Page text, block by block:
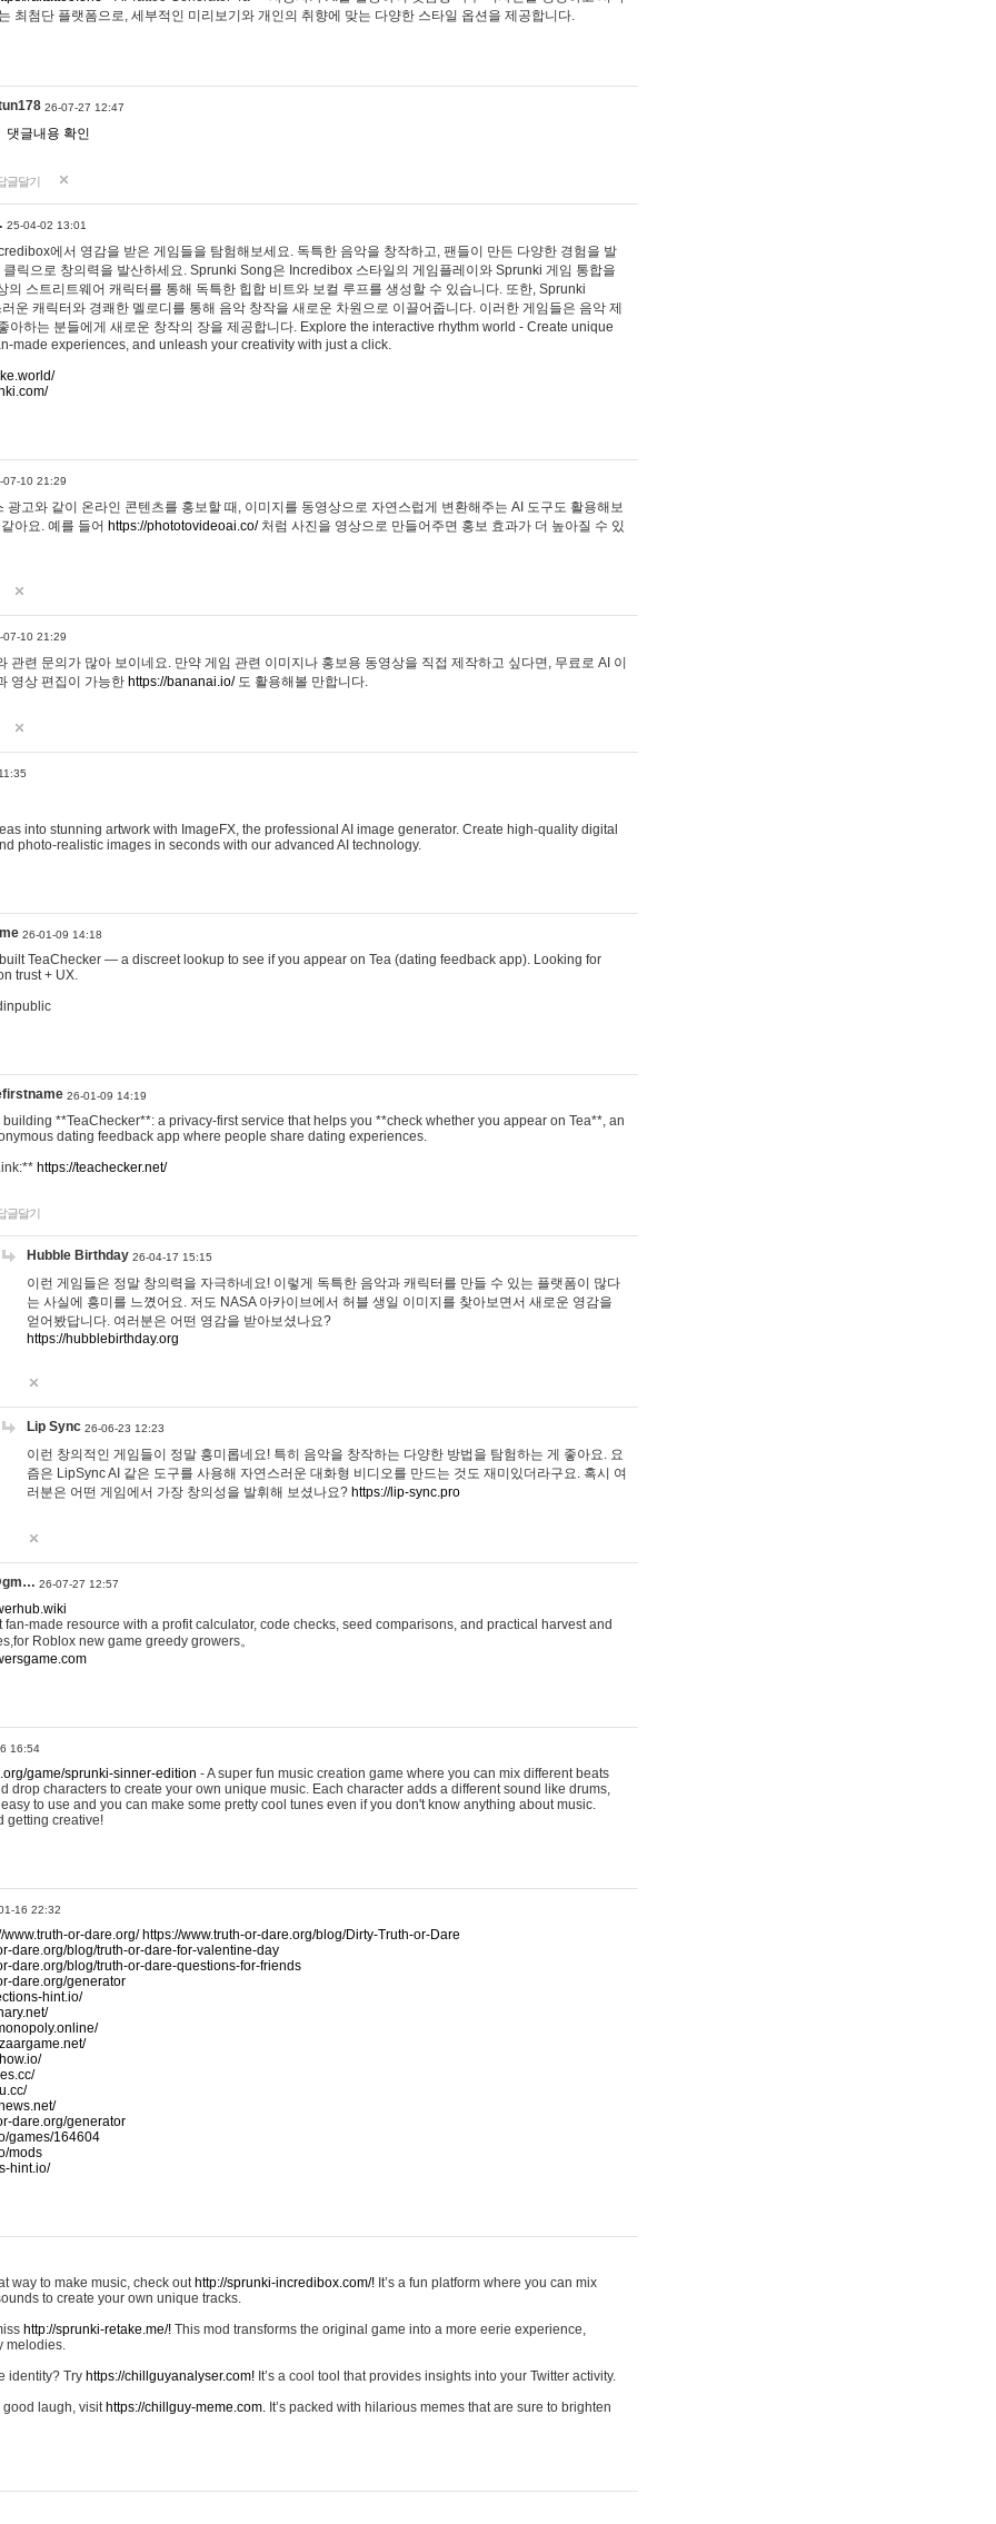
최첨단 플랫폼으로, 세부적인 미리보기와 개인의 취향에 맞는 다양한 스타일 옵션을 제공합니다.
26-07-27 12:47
댓글내용 확인
글달기
25-04-02 13:01
에서 영감을 받은 게임들을 탐험해보세요. 독특한 음악을 창작하고, 팬들이 만든 다양한 경험을 발
클릭으로 창의력을 발산하세요. Sprunki Song은 Incredibox 스타일의 게임플레이와 Sprunki 게임 통합을
의 스트리트웨어 캐릭터를 통해 독특한 힙합 비트와 보컬 루프를 생성할 수 있습니다. 또한, Sprunki
운 캐릭터와 경쾌한 멜로디를 통해 음악 창작을 새로운 차원으로 이끌어줍니다. 이러한 게임들은 음악 제
아하는 분들에게 새로운 창작의 장을 제공합니다. Explore the interactive rhythm world - Create unique
made experiences, and unleash your creativity with just a click.
07-10 21:29
광고와 같이 온라인 콘텐츠를 홍보할 때, 이미지를 동영상으로 자연스럽게 변환해주는 AI 도구도 활용해보
아요. 예를 들어 https://phototovideoai.co/처럼 사진을 영상으로 만들어주면 홍보 효과가 더 높아질 수 있
07-10 21:29
관련 문의가 많아 보이네요. 만약 게임 관련 이미지나 홍보용 동영상을 직접 제작하고 싶다면, 무료로 AI 이
영상 편집이 가능한 https://bananai.io/도 활용해볼 만합니다.
into stunning artwork with ImageFX, the professional AI image generator. Create high-quality digital
photo-realistic images in seconds with our advanced AI technology.
26-01-09 14:18
TeaChecker — a discreet lookup to see if you appear on Tea (dating feedback app). Looking for
trust + UX.
26-01-09 14:19
building **TeaChecker**: a privacy-first service that helps you **check whether you appear on Tea**, an
dating feedback app where people share dating experiences.
https://teachecker.net/
글달기
Hubble Birthday 26-04-17 15:15
이런 게임들은 정말 창의력을 자극하네요! 이렇게 독특한 음악과 캐릭터를 만들 수 있는 플랫폼이 많다
는 사실에 흥미를 느꼈어요. 저도 NASA 아카이브에서 허블 생일 이미지를 찾아보면서 새로운 영감을
얻어봤답니다. 여러분은 어떤 영감을 받아보셨나요?
https://hubblebirthday.org
Lip Sync 26-06-23 12:23
이런 창의적인 게임들이 정말 흥미롭네요! 특히 음악을 창작하는 다양한 방법을 탐험하는 게 좋아요. 요
즘은 LipSync AI 같은 도구를 사용해 자연스러운 대화형 비디오를 만드는 것도 재미있더라구요. 혹시 여
러분은 어떤 게임에서 가장 창의성을 발휘해 보셨나요? https://lip-sync.pro
26-07-27 12:57
made resource with a profit calculator, code checks, seed comparisons, and practical harvest and
Roblox new game greedy growers。
16:54
game/sprunki-sinner-edition - A super fun music creation game where you can mix different beats
drop characters to create your own unique music. Each character adds a different sound like drums,
to use and you can make some pretty cool tunes even if you don't know anything about music.
getting creative!
16 22:32
www.truth-or-dare.org/ https://www.truth-or-dare.org/blog/Dirty-Truth-or-Dare
dare.org/blog/truth-or-dare-for-valentine-day
dare.org/blog/truth-or-dare-questions-for-friends
dare.org/generator
hint.io/
dare.org/generator
games/164604
mods
hint.io/
way to make music, check out http://sprunki-incredibox.com/! It’s a fun platform where you can mix
to create your own unique tracks.
http://sprunki-retake.me/! This mod transforms the original game into a more eerie experience,
melodies.
identity? Try https://chillguyanalyser.com! It’s a cool tool that provides insights into your Twitter activity.
good laugh, visit https://chillguy-meme.com. It’s packed with hilarious memes that are sure to brighten